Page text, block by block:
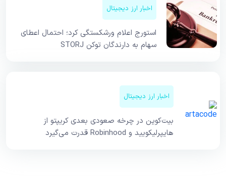
اخبار ارز دیجیتال
استورج اعلام ورشکستگی کرد؛ احتمال اعطای
سهام به دارندگان توکن STORJ
اخبار ارز دیجیتال
بیت‌کوین در چرخه صعودی بعدی کریپتو از
هایپرلیکویید و Robinhood قدرت می‌گیرد